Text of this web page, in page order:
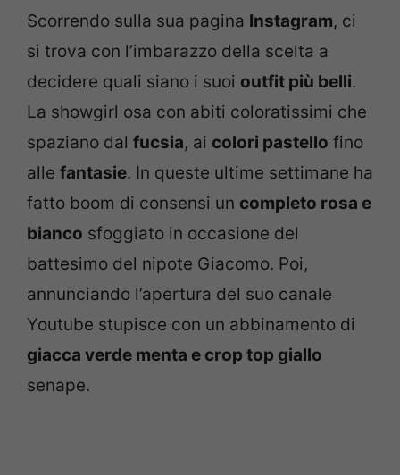
Scorrendo sulla sua pagina Instagram, ci
si trova con l’imbarazzo della scelta a
decidere quali siano i suoi outfit più belli.
La showgirl osa con abiti coloratissimi che
spaziano dal fucsia, ai colori pastello fino
alle fantasie. In queste ultime settimane ha
fatto boom di consensi un completo rosa e
bianco sfoggiato in occasione del
battesimo del nipote Giacomo. Poi,
annunciando l’apertura del suo canale
Youtube stupisce con un abbinamento di
giacca verde menta e crop top giallo
senape.